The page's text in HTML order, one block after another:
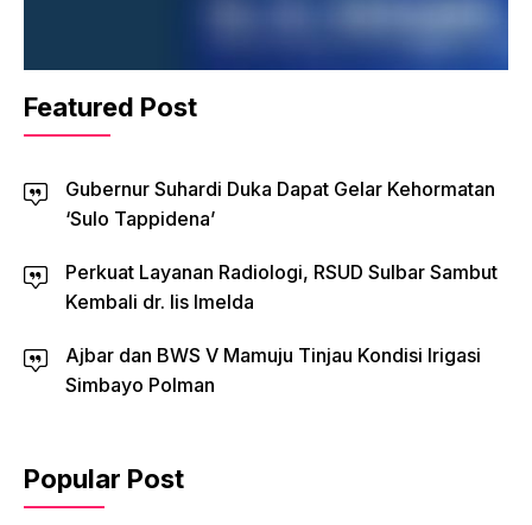
Featured Post
Gubernur Suhardi Duka Dapat Gelar Kehormatan
‘Sulo Tappidena’
Perkuat Layanan Radiologi, RSUD Sulbar Sambut
Kembali dr. Iis Imelda
Ajbar dan BWS V Mamuju Tinjau Kondisi Irigasi
Simbayo Polman
Popular Post